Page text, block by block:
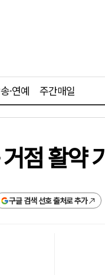
·연예 주간매일
점 활약
구글 검색 선호 출처로 추가